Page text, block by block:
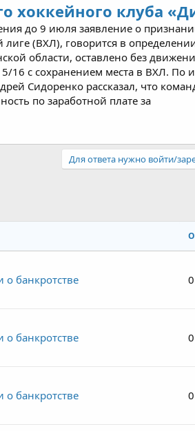
хоккейного клуба
до 9 июля заявление о
(ВХЛ), говорится в
области, оставлено без
16 с сохранением места в ВХЛ. По
Сидоренко рассказал, что
по заработной плате за
Для ответа нужно войти/
о банкротстве 0
о банкротстве 0
о банкротстве 0